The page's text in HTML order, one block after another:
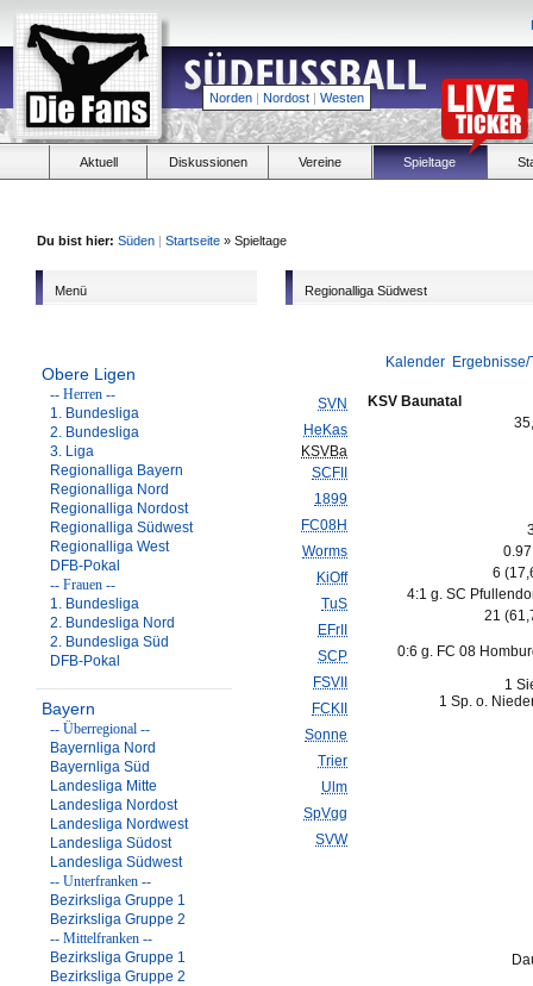
Norden | Nordost | Westen
Aktuell Diskussionen Vereine Spieltage
Du bist hier: Süden | Startseite » Spieltage
Menü
Obere Ligen
-- Herren --
1. Bundesliga
2. Bundesliga
3. Liga
Regionalliga Bayern
Regionalliga Nord
Regionalliga Nordost
Regionalliga Südwest
Regionalliga West
DFB-Pokal
-- Frauen --
1. Bundesliga
2. Bundesliga Nord
2. Bundesliga Süd
DFB-Pokal
Bayern
-- Überregional --
Bayernliga Nord
Bayernliga Süd
Landesliga Mitte
Landesliga Nordost
Landesliga Nordwest
Landesliga Südost
Landesliga Südwest
-- Unterfranken --
Bezirksliga Gruppe 1
Bezirksliga Gruppe 2
-- Mittelfranken --
Bezirksliga Gruppe 1
Bezirksliga Gruppe 2
Regionalliga Südwest
Kalender
SVN
HeKas
KSVBa
SCFII
1899
FC08H
Worms
KiOff
TuS
EFrII
SCP
FSVII
FCKII
Sonne
Trier
Ulm
SpVgg
SVW
KSV Baunatal
6
4:1 g. SC
21
0:6 g. FC 08
1
1 Sp. o.